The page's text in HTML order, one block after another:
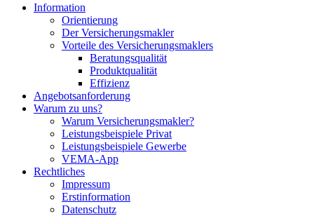
Information
Orientierung
Der Versicherungsmakler
Vorteile des Versicherungsmaklers
Beratungsqualität
Produktqualität
Effizienz
Angebotsanforderung
Warum zu uns?
Warum Versicherungsmakler?
Leistungsbeispiele Privat
Leistungsbeispiele Gewerbe
VEMA-App
Rechtliches
Impressum
Erstinformation
Datenschutz